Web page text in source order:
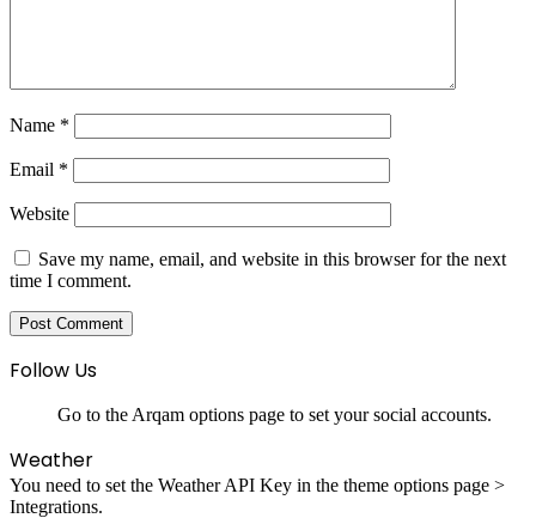
Name *
Email *
Website
Save my name, email, and website in this browser for the next
time I comment.
Follow Us
Go to the Arqam options page to set your social accounts.
Weather
You need to set the Weather API Key in the theme options page >
Integrations.